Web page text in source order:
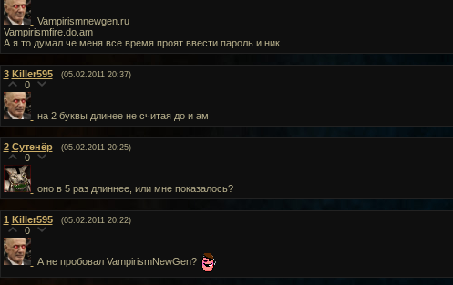
Vampirismnewgen.ru
Vampirismfire.do.am
А я то думал че меня все время проят ввести пароль и ник
3 Killer595 (05.02.2011 20:37)
0
на 2 буквы длинее не считая до и ам
2 Сутенёр (05.02.2011 20:25)
0
оно в 5 раз длиннее, или мне показалось?
1 Killer595 (05.02.2011 20:22)
0
А не пробовал VampirismNewGen?